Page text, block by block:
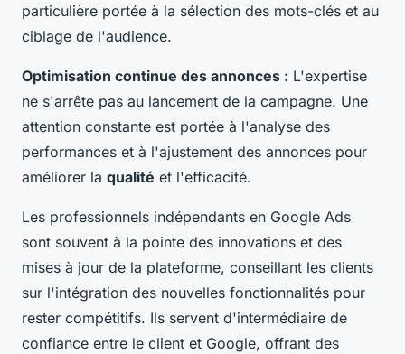
particulière portée à la sélection des mots-clés et au
ciblage de l'audience.
Optimisation continue des annonces : L'expertise
ne s'arrête pas au lancement de la campagne. Une
attention constante est portée à l'analyse des
performances et à l'ajustement des annonces pour
améliorer la qualité et l'efficacité.
Les professionnels indépendants en Google Ads
sont souvent à la pointe des innovations et des
mises à jour de la plateforme, conseillant les clients
sur l'intégration des nouvelles fonctionnalités pour
rester compétitifs. Ils servent d'intermédiaire de
confiance entre le client et Google, offrant des